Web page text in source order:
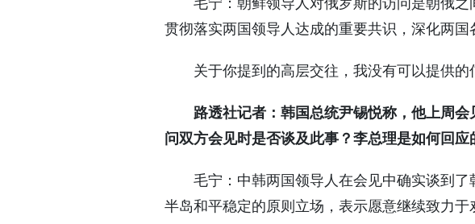
毛宁：朝鲜领导人对俄罗斯的访问是朝俄
贯彻落实两国领导人达成的重要共识，深化两
关于你提到的高层交往，我没有可以提供的
路透社记者：韩国总统尹锡悦称，他上周
问双方会见时是否谈及此事？李总理是如何回应
毛宁：中韩两国领导人在会见中确实谈到
半岛和平稳定的原则立场，表示愿意继续致力于